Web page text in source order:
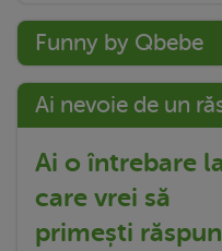
Funny by Qbebe
Ai nevoie de un
Ai o întrebare
care vrei să
primești